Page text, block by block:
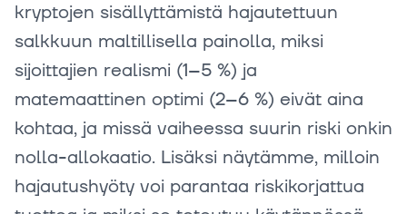
kryptojen sisällyttämistä hajautettuun
salkkuun maltillisella painolla, miksi
sijoittajien realismi (1–5 %) ja
matemaattinen optimi (2–6 %) eivät aina
kohtaa, ja missä vaiheessa suurin riski onkin
nolla-allokaatio. Lisäksi näytämme, milloin
hajautushyöty voi parantaa riskikorjattua